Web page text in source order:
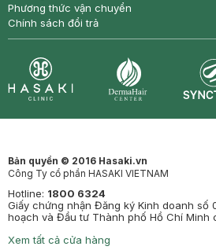
Phương thức vận chuyển
Chính sách đổi trả
Bản quyền © 2016 Hasaki.vn
Công Ty cổ phần HASAKI VIETNAM
Hotline: 1800 6324
Giấy chứng nhận Đăng ký Kinh doanh số
hoạch và Đầu tư Thành phố Hồ Chí Minh
Xem tất cả cửa hàng